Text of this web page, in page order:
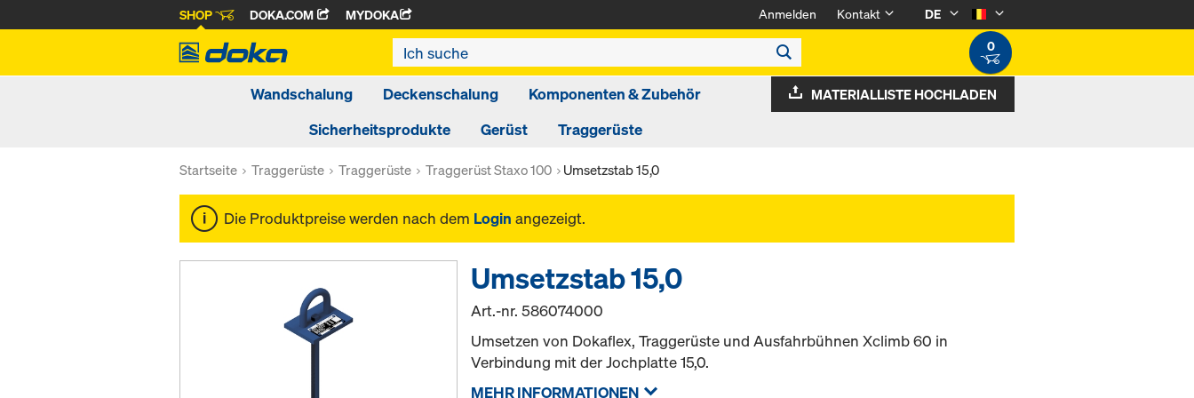
SHOP DOKA.COM MYDOKA Anmelden Kontakt
DE
0
Wandschalung Deckenschalung
Komponenten & Zubehör
Sicherheitsprodukte
Gerüst Traggerüste
MATERIALLISTE HOCHLADEN
Startseite Traggerüste Traggerüste Traggerüst Staxo 100 Umsetzstab 15,0
Die Produktpreise werden nach dem Login angezeigt.
Umsetzstab 15,0
Art.-nr.586074000
Umsetzen von Dokaflex, Traggerüste und Ausfahrbühnen Xclimb 60 in
Verbindung mit der Jochplatte 15,0.
MEHR INFORMATIONEN